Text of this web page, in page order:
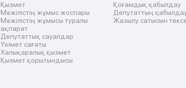
Қызмет
Мәжілістің жұмыс жоспары
Мәжілістің жұмысы туралы
ақпарат
Депутаттық сауалдар
Үкімет сағаты
Халықаралық қызмет
Қызмет қорытындысы
Қоғамдық қабылдау
Депутаттың
Жазылу сатысын